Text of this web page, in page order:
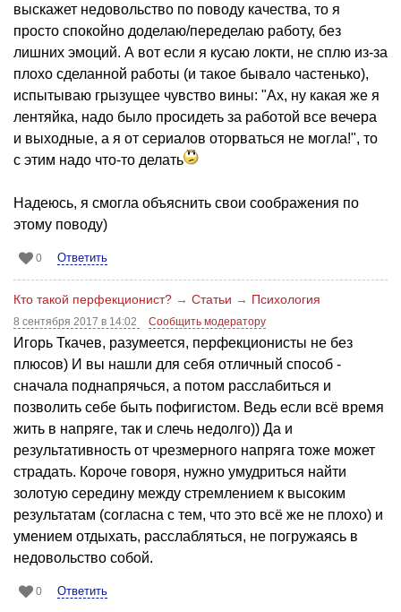
выскажет недовольство по поводу качества, то я
просто спокойно доделаю/переделаю работу, без
лишних эмоций. А вот если я кусаю локти, не сплю из-за
плохо сделанной работы (и такое бывало частенько),
испытываю грызущее чувство вины: "Ах, ну какая же я
лентяйка, надо было просидеть за работой все вечера
и выходные, а я от сериалов оторваться не могла!", то
с этим надо что-то делать
Надеюсь, я смогла объяснить свои соображения по
этому поводу)
0 Ответить
Кто такой перфекционист? → Статьи → Психология
8 сентября 2017 в 14:02 Сообщить модератору
Игорь Ткачев, разумеется, перфекционисты не без
плюсов) И вы нашли для себя отличный способ -
сначала поднапрячься, а потом расслабиться и
позволить себе быть пофигистом. Ведь если всё время
жить в напряге, так и слечь недолго)) Да и
результативность от чрезмерного напряга тоже может
страдать. Короче говоря, нужно умудриться найти
золотую середину между стремлением к высоким
результатам (согласна с тем, что это всё же не плохо) и
умением отдыхать, расслабляться, не погружаясь в
недовольство собой.
0 Ответить